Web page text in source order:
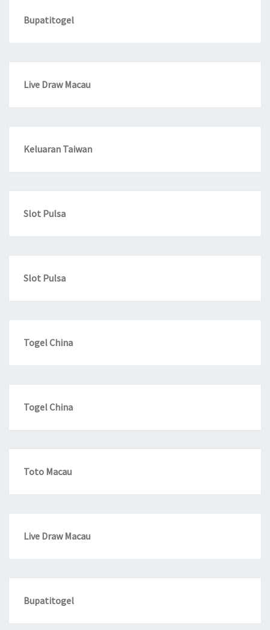
Bupatitogel
Live Draw Macau
Keluaran Taiwan
Slot Pulsa
Slot Pulsa
Togel China
Togel China
Toto Macau
Live Draw Macau
Bupatitogel